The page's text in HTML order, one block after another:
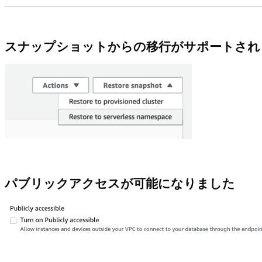
スナップショットからの移行がサポートさ
パブリックアクセスが可能になりました